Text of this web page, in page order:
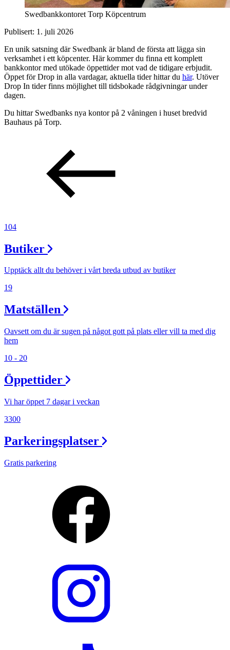
Swedbankkontoret Torp Köpcentrum
Publisert: 1. juli 2026
En unik satsning där Swedbank är bland de första att lägga sin
verksamhet i ett köpcenter. Här kommer du finna ett komplett
bankkontor med utökade öppettider mot vad de tidigare erbjudit.
Öppet för Drop in alla vardagar, aktuella tider hittar du här. Utöver
Drop In tider finns möjlighet till tidsbokade rådgivningar under
dagen.
Du hittar Swedbanks nya kontor på 2 våningen i huset bredvid
Bauhaus på Torp.
104
Butiker
Upptäck allt du behöver i vårt breda utbud av butiker
19
Matställen
Oavsett om du är sugen på något gott på plats eller vill ta med dig
hem
10 - 20
Öppettider
Vi har öppet 7 dagar i veckan
3300
Parkeringsplatser
Gratis parkering